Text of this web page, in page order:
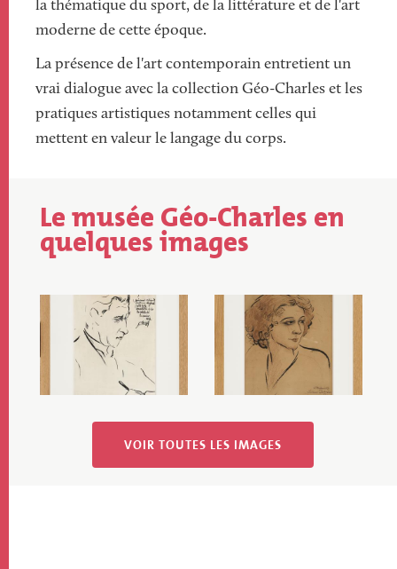
la thématique du sport, de la littérature et de l'art
moderne de cette époque.
La présence de l'art contemporain entretient un
vrai dialogue avec la collection Géo-Charles et les
pratiques artistiques notamment celles qui
mettent en valeur le langage du corps.
Titre
Le musée Géo-Charles en
quelques images
Image
Image
VOIR TOUTES LES IMAGES